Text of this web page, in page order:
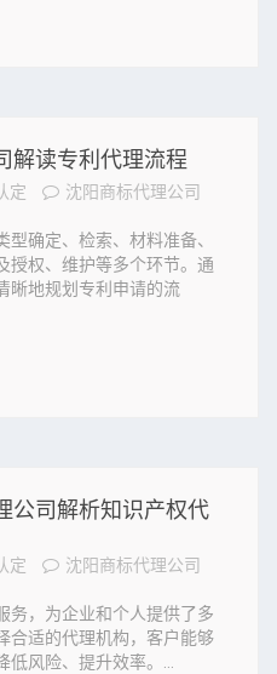
解读专利代理流程
定 沈阳商标代理公司
确定、检索、材料准备、
授权、维护等多个环节。通
晰地规划专利申请的流
公司解析知识产权代
定 沈阳商标代理公司
务，为企业和个人提供了多
合适的代理机构，客户能够
风险、提升效率。...